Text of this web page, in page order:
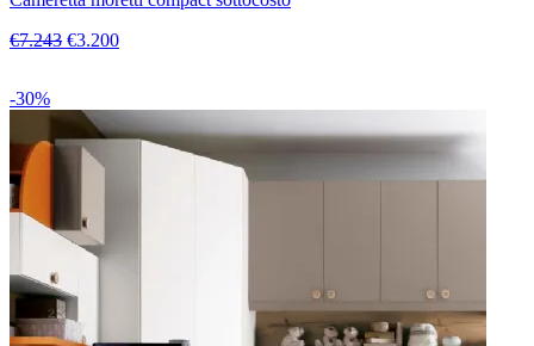
€7.243 €3.200
-30%